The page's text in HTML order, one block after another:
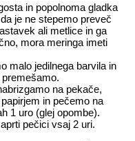
in popolnoma gladka
je ne stepemo preveč
ali metlice in ga
mora meringa imeti
malo jedilnega barvila in
na pekače,
in pečemo na
1 uro (glej opombe).
pečici vsaj 2 uri.